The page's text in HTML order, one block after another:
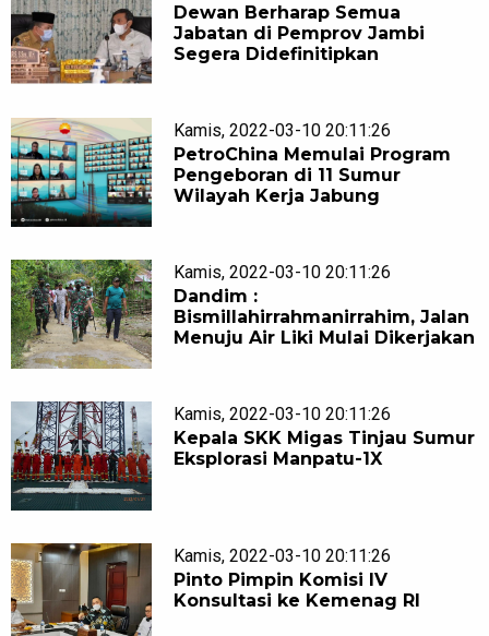
Dewan Berharap Semua
Jabatan di Pemprov Jambi
Segera Didefinitipkan
Kamis, 2022-03-10 20:11:26
PetroChina Memulai Program
Pengeboran di 11 Sumur
Wilayah Kerja Jabung
Kamis, 2022-03-10 20:11:26
Dandim :
Bismillahirrahmanirrahim, Jalan
Menuju Air Liki Mulai Dikerjakan
Kamis, 2022-03-10 20:11:26
Kepala SKK Migas Tinjau Sumur
Eksplorasi Manpatu-1X
Kamis, 2022-03-10 20:11:26
Pinto Pimpin Komisi lV
Konsultasi ke Kemenag RI